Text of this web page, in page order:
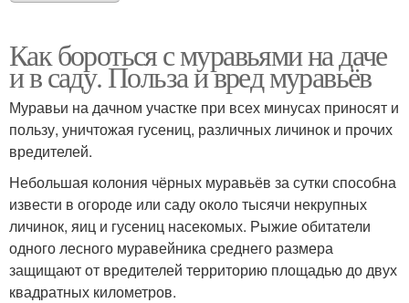
Как бороться с муравьями на даче
и в саду. Польза и вред муравьёв
Муравьи на дачном участке при всех минусах приносят и
пользу, уничтожая гусениц, различных личинок и прочих
вредителей.
Небольшая колония чёрных муравьёв за сутки способна
извести в огороде или саду около тысячи некрупных
личинок, яиц и гусениц насекомых. Рыжие обитатели
одного лесного муравейника среднего размера
защищают от вредителей территорию площадью до двух
квадратных километров.